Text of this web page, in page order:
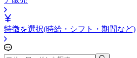
特徴を選択(時給・シフト・期間など)